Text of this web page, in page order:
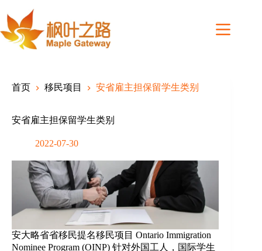
content
首页 移民项目 安省雇主担保留学生类别
安省雇主担保留学生类别
2022-07-30
安大略省省移民提名移民项目 Ontario Immigration
Nominee Program (OINP) 针对外国工人，国际学生